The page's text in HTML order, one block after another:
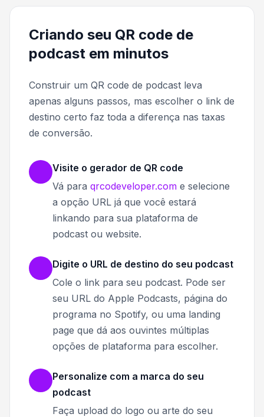
Criando seu QR code de
podcast em minutos
Construir um QR code de podcast leva
apenas alguns passos, mas escolher o link de
destino certo faz toda a diferença nas taxas
de conversão.
Visite o gerador de QR code
Vá para qrcodeveloper.com e selecione
a opção URL já que você estará
linkando para sua plataforma de
podcast ou website.
Digite o URL de destino do seu podcast
Cole o link para seu podcast. Pode ser
seu URL do Apple Podcasts, página do
programa no Spotify, ou uma landing
page que dá aos ouvintes múltiplas
opções de plataforma para escolher.
Personalize com a marca do seu
podcast
Faça upload do logo ou arte do seu